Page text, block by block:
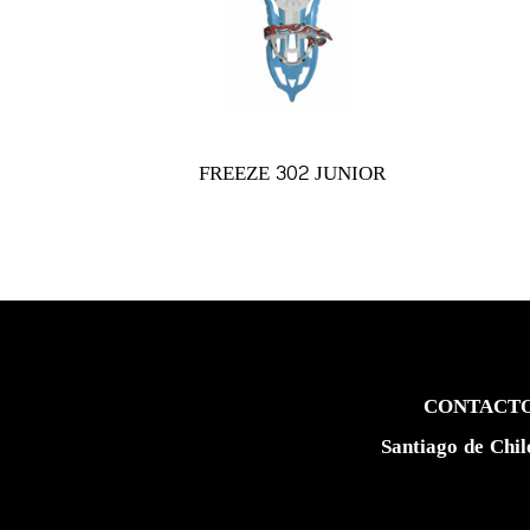
FREEZE 302 JUNIOR
Santiago de